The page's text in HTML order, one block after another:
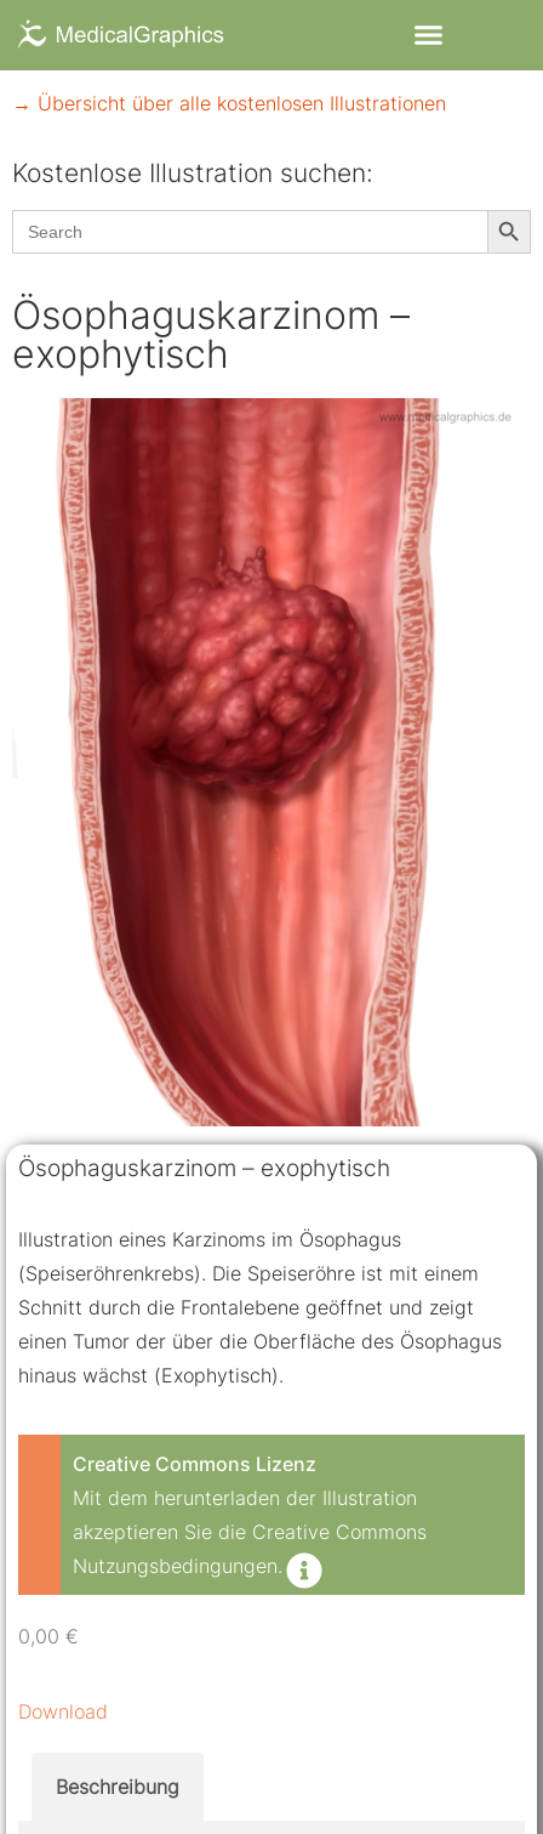
→ Übersicht über alle kostenlosen Illustrationen
Kostenlose Illustration suchen:​
Search
for:
Ösophaguskarzinom –
exophytisch
Ösophaguskarzinom – exophytisch
Illustration eines Karzinoms im Ösophagus
(Speiseröhrenkrebs). Die Speiseröhre ist mit einem
Schnitt durch die Frontalebene geöffnet und zeigt
einen Tumor der über die Oberfläche des Ösophagus
hinaus wächst (Exophytisch).
Creative Commons Lizenz
Mit dem herunterladen der Illustration
akzeptieren Sie die Creative Commons
Nutzungsbedingungen.
0,00 €
Download
Beschreibung